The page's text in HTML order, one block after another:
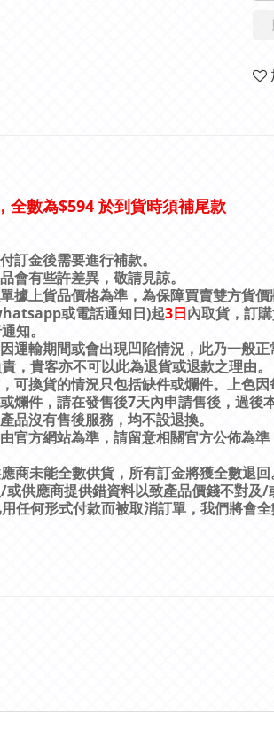
全數為$594 於到貨時須補尾款
訂金後需要進行補款。
會有些許差異，敬請見諒。
據上貨品價格為準，為保障買賣雙方貨價
或電話通知日)起3日內取貨，訂
知。
運輸期間或會出現凹陷情況，此乃一般
，貴客亦不可以此為退貨或退款之理由。
可換貨的情況只包括缺件或爛件。上色
爛件，請在發售後7天內申請售後，過後
品沒有售後服務，均不設退換。
官方網站為準，請留意相關官方公佈為
商未能全數供貨，所有訂金將獲全數退回
/或供應商提供錯資料以致產品價錢不對及/
任何形式付款而被取消訂單，我們將會全